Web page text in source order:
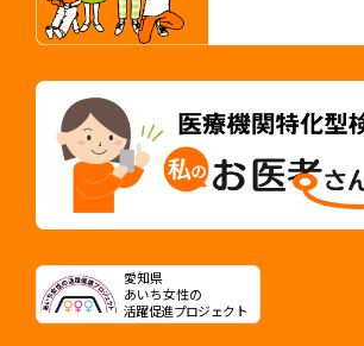
愛知県
あいち女性の
活躍促進プロジェクト